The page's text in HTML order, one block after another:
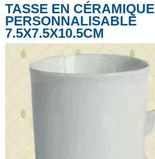
TASSE EN CÉRAMIQUE
PERSONNALISABLE
7.5X7.5X10.5CM